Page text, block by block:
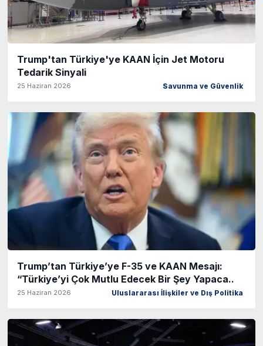
Trump'tan Türkiye'ye KAAN İçin Jet Motoru
Tedarik Sinyali
25 Haziran 2026 Savunma ve Güvenlik
Trump’tan Türkiye’ye F-35 ve KAAN Mesajı:
“Türkiye’yi Çok Mutlu Edecek Bir Şey Yapaca..
25 Haziran 2026 Uluslararası İlişkiler ve Dış Politika